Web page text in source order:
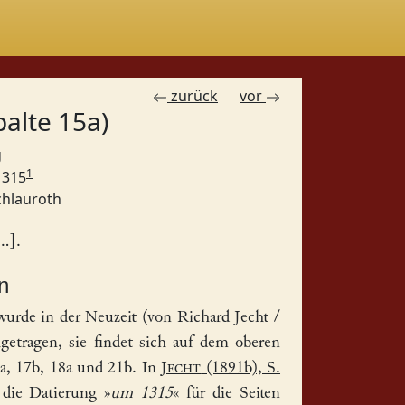
zurück vor
15a)
1
in der Neuzeit (von Richard Jecht /
sie findet sich auf dem oberen
17b, 18a und 21b. In Jecht (1891b), S.
Datierung »um 1315« für die Seiten